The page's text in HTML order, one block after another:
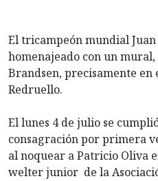
El tricampeón mundial
homenajeado con un
Brandsen, precisamente en
Redruello.
El lunes 4 de julio se
consagración por primera
al noquear a Patricio Oliva
welter junior de la